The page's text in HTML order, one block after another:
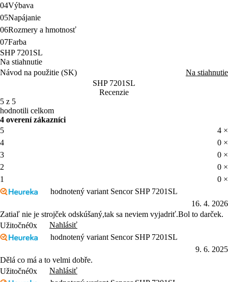
04Výbava
05Napájanie
06Rozmery a hmotnosť
07Farba
SHP 7201SL
Na stiahnutie
Návod na použitie (SK)
Na stiahnutie
SHP 7201SL
Recenzie
5 z 5
hodnotili celkom
4 overení zákazníci
5
4 ×
4
0 ×
3
0 ×
2
0 ×
1
0 ×
hodnotený variant Sencor SHP 7201SL
16. 4. 2026
Zatiaľ nie je strojček odskúšaný,tak sa neviem vyjadriť.Bol to darček.
Užitočné0x
Nahlásiť
hodnotený variant Sencor SHP 7201SL
9. 6. 2025
Dělá co má a to velmi dobře.
Užitočné0x
Nahlásiť